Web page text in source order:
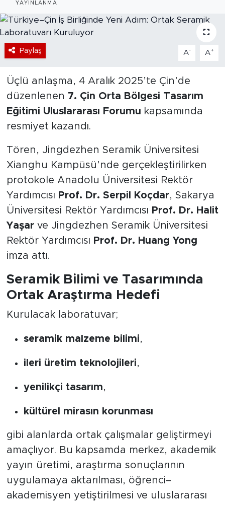
YAYINLANMA
Paylaş A- A+
Üçlü anlaşma, 4 Aralık 2025’te Çin’de
düzenlenen 7. Çin Orta Bölgesi Tasarım
Eğitimi Uluslararası Forumu kapsamında
resmiyet kazandı.
Tören, Jingdezhen Seramik Üniversitesi
Xianghu Kampüsü’nde gerçekleştirilirken
protokole Anadolu Üniversitesi Rektör
Yardımcısı Prof. Dr. Serpil Koçdar, Sakarya
Üniversitesi Rektör Yardımcısı Prof. Dr. Halit
Yaşarve Jingdezhen Seramik Üniversitesi
Rektör Yardımcısı Prof. Dr. Huang Yong
imza attı.
Seramik Bilimi ve Tasarımında
Ortak Araştırma Hedefi
Kurulacak laboratuvar;
seramik malzeme bilimi,
ileri üretim teknolojileri,
yenilikçi tasarım,
kültürel mirasın korunması
gibi alanlarda ortak çalışmalar geliştirmeyi
amaçlıyor. Bu kapsamda merkez, akademik
yayın üretimi, araştırma sonuçlarının
uygulamaya aktarılması, öğrenci–
akademisyen yetiştirilmesi ve uluslararası
Teknoloji
Magazin
Dünya